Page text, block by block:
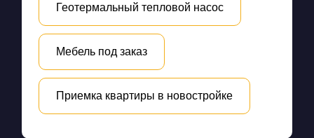
Геотермальный тепловой насос
Мебель под заказ
Приемка квартиры в новостройке